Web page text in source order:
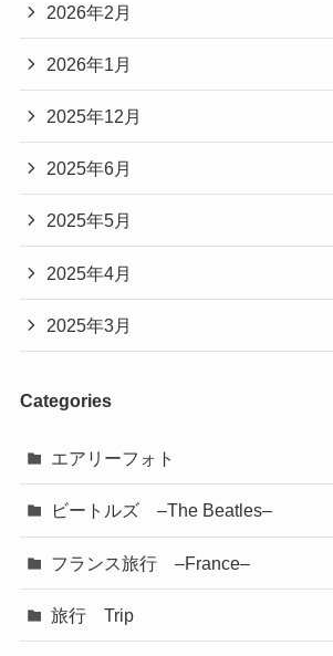
2026年2月
2026年1月
2025年12月
2025年6月
2025年5月
2025年4月
2025年3月
Categories
エアリーフォト
ビートルズ –The Beatles–
フランス旅行 –France–
旅行 Trip